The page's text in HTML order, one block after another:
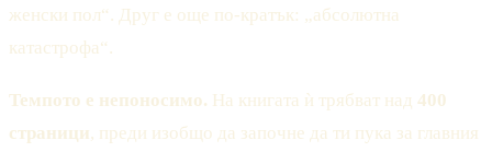
женски пол“. Друг е още по-кратък: „абсолютна
катастрофа“.
Темпото е непоносимо. На книгата ѝ трябват над 400
страници, преди изобщо да започне да ти пука за главния